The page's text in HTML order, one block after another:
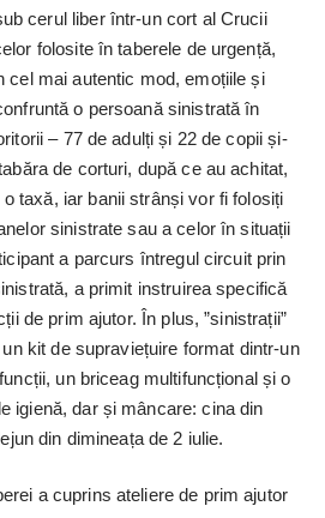
cerul liber ­într-un cort al Crucii
folosite în taberele de urgență,
cel mai autentic mod, emoțiile și
o persoană sinistrată în
– 77 de adulți și 22 de copii și-
de corturi, după ce au achitat,
taxă, iar banii strânși vor fi folosiți
sinistrate sau a celor în situații
a parcurs întregul circuit prin
a primit instruirea specifică
de prim ajutor. În plus, ”sinistrații”
kit de supraviețuire format dintr-un
un briceag multifuncțional și o
igienă, dar și mâncare: cina din
din dimineața de 2 iulie.
a cuprins ateliere de prim ajutor